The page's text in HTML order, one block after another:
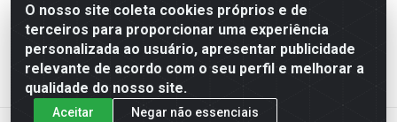
O nosso site coleta cookies próprios e de
terceiros para proporcionar uma experiência
personalizada ao usuário, apresentar publicidade
relevante de acordo com o seu perfil e melhorar a
qualidade do nosso site.
Aceitar Negar não essenciais
Atacadao da Limpeza F. Pereira Queiroz Comercio e
Distribuicao LTDA - Quadra Qi 10 Lotes 39 e, 41 - Setor
Industrial (Taguatinga), Brasília/DF - CEP 72.135-100 -
CNPJ 13.184.675/0001-80